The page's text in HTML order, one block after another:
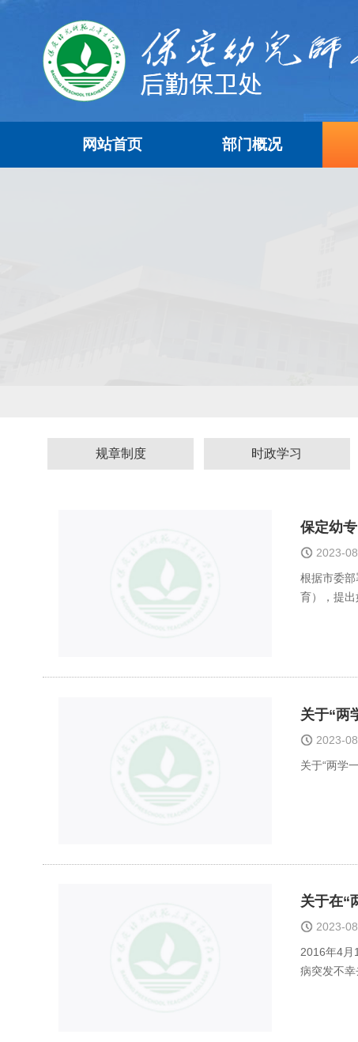
网站首页 部门概况
规章制度 时政学习
保定幼
2023-
根据市委
育），提出
关于“两
2023-
关于“两学
关于在“
2023-
2016年4月
病突发不幸